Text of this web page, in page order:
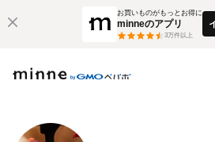
お買いものがもっとお得に
minneのアプリ
3万件以上